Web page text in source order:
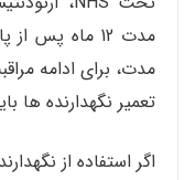
مدت 12 ماه
مدت، برای ادامه
تعمیر نگهدارنده
اگر استفاده از